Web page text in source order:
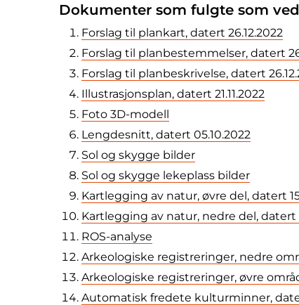
Dokumenter som fulgte som
Forslag til plankart, datert 26.12.2022
Forslag til planbestemmelser, datert
Forslag til planbeskrivelse, datert
Illustrasjonsplan, datert 21.11.2022
Foto 3D-modell
Lengdesnitt, datert 05.10.2022
Sol og skygge bilder
Sol og skygge lekeplass bilder
Kartlegging av natur, øvre del, datert
Kartlegging av natur, nedre del, datert
ROS-analyse
Arkeologiske registreringer, nedre
Arkeologiske registreringer, øvre
Automatisk fredete kulturminner,